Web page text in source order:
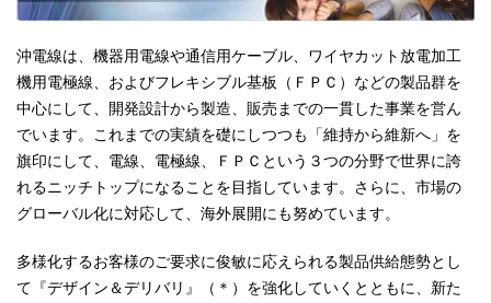
沖電線は、機器用電線や通信用ケーブル、ワイヤカット放電加工
機用電極線、およびフレキシブル基板（ＦＰＣ）などの製品群を
中心にして、開発設計から製造、販売までの一貫した事業を営ん
でいます。これまでの実績を礎にしつつも「維持から維新へ」を
旗印にして、電線、電極線、ＦＰＣという３つの分野で世界に誇
れるニッチトップになることを目指しています。さらに、市場の
グローバル化に対応して、海外展開にも努めています。
多様化するお客様のご要求に俊敏に応えられる製品供給態勢とし
て『デザイン＆デリバリ』（＊）を強化していくとともに、新た